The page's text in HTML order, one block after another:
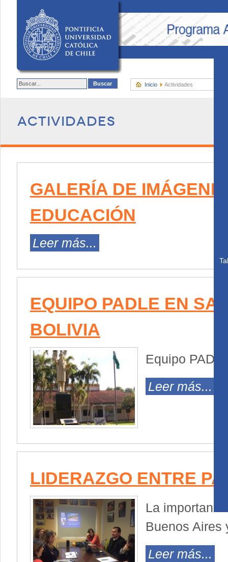
Inicio Actividades
Actividades
GALERÍA DE
EDUCACIÓN
Leer más...
EQUIPO PADLE EN
BOLIVIA
Equipo
Leer más...
LIDERAZGO ENTRE
La
Buenos Aires
Leer más...